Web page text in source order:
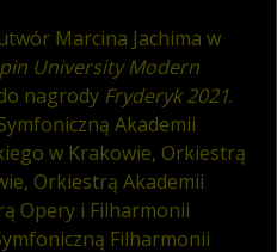
Marcina Jachima w
University Modern
nagrody Fryderyk 2021.
Akademii
w Krakowie, Orkiestrą
Orkiestrą Akademii
Opery i Filharmonii
Filharmonii